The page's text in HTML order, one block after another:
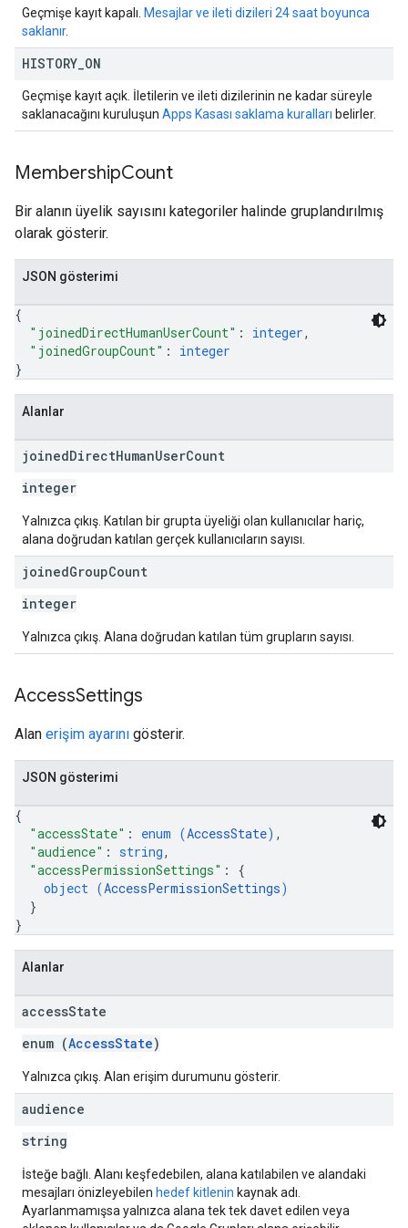
Geçmişe kayıt kapalı. Mesajlar ve ileti dizileri 24 saat boyunca
saklanır.
HISTORY ON
Geçmişe kayıt açık. İletilerin ve ileti dizilerinin ne kadar süreyle
saklanacağını kuruluşun Apps Kasası saklama kuralları belirler.
MembershipCount
Bir alanın üyelik sayısını kategoriler halinde gruplandırılmış
olarak gösterir.
JSON gösterimi
{
"joinedDirectHumanUserCount" : integer,
"joinedGroupCount" : integer
}
Alanlar
joinedDirectHumanUserCount
integer
Yalnızca çıkış. Katılan bir grupta üyeliği olan kullanıcılar hariç,
alana doğrudan katılan gerçek kullanıcıların sayısı.
joinedGroupCount
integer
Yalnızca çıkış. Alana doğrudan katılan tüm grupların sayısı.
AccessSettings
Alan erişim ayarını gösterir.
JSON gösterimi
{
"accessState" : enum (AccessState) ,
"audience" : string,
"accessPermissionSettings" : {
object (AccessPermissionSettings)
}
}
Alanlar
accessState
enum (AccessState)
Yalnızca çıkış. Alan erişim durumunu gösterir.
audience
string
İsteğe bağlı. Alanı keşfedebilen, alana katılabilen ve alandaki
mesajları önizleyebilen hedef kitlenin kaynak adı.
Ayarlanmamışsa yalnızca alana tek tek davet edilen veya